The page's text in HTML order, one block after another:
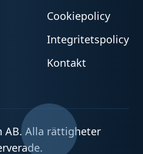
Cookiepolicy
Integritetspolicy
Kontakt
AB. Alla rättigheter